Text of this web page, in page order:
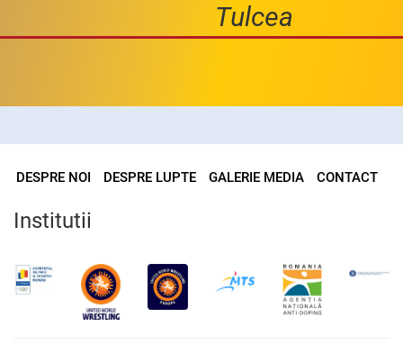
Tulcea
DESPRE NOI DESPRE LUPTE GALERIE MEDIA CONTACT
Institutii